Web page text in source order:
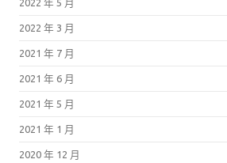
2022 年 5 月
2022 年 3 月
2021 年 7 月
2021 年 6 月
2021 年 5 月
2021 年 1 月
2020 年 12 月